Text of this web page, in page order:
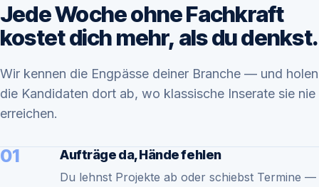
Jede Woche ohne Fachkraft
kostet dich mehr, als du denkst.
Wir kennen die Engpässe deiner Branche — und holen
die Kandidaten dort ab, wo klassische Inserate sie nie
erreichen.
01 Aufträge da, Hände fehlen
Du lehnst Projekte ab oder schiebst Termine —